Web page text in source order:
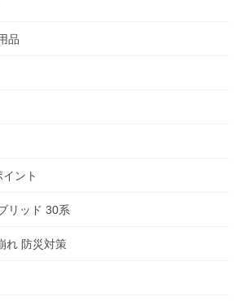
品
ント
リッド 30系
れ 防災対策